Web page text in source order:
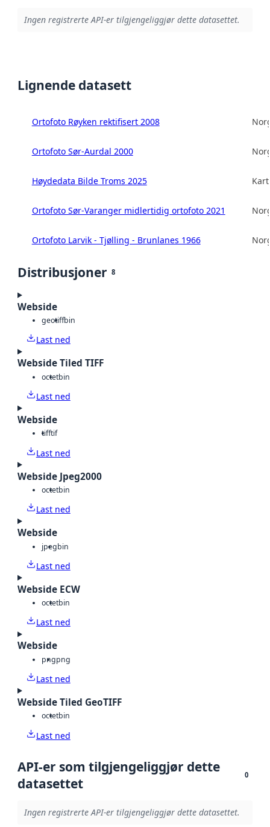
Ingen registrerte API-er tilgjengeliggjør dette datasettet.
Lignende datasett
Ortofoto Røyken rektifisert 2008
Ortofoto Sør-Aurdal 2000
Høydedata Bilde Troms 2025
Ortofoto Sør-Varanger midlertidig ortofoto 2021
Ortofoto Larvik - Tjølling - Brunlanes 1966
Distribusjoner 8
Webside
geotiffbin
Last ned
Webside Tiled TIFF
octetbin
Last ned
Webside
tifftif
Last ned
Webside Jpeg2000
octetbin
Last ned
Webside
jpegbin
Last ned
Webside ECW
octetbin
Last ned
Webside
pngpng
Last ned
Webside Tiled GeoTIFF
octetbin
Last ned
API-er som tilgjengeliggjør dette
datasettet
0
Ingen registrerte API-er tilgjengeliggjør dette datasettet.